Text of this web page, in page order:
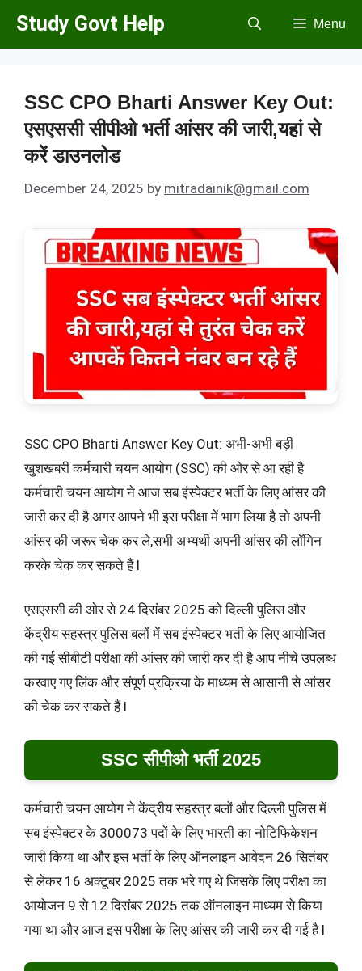
Skip
Study Govt Help Menu
SSC CPO Bharti Answer Key Out:
एसएससी सीपीओ भर्ती आंसर की जारी,यहां से
करें डाउनलोड
December 24, 2025 by mitradainik@gmail.com
SSC CPO Bharti Answer Key Out: अभी-अभी बड़ी
खुशखबरी कर्मचारी चयन आयोग (SSC) की ओर से आ रही है
कर्मचारी चयन आयोग ने आज सब इंस्पेक्टर भर्ती के लिए आंसर की
जारी कर दी है अगर आपने भी इस परीक्षा में भाग लिया है तो अपनी
आंसर की जरूर चेक कर ले,सभी अभ्यर्थी अपनी आंसर की लॉगिन
करके चेक कर सकते हैं l
एसएससी की ओर से 24 दिसंबर 2025 को दिल्ली पुलिस और
केंद्रीय सहस्त्र पुलिस बलों में सब इंस्पेक्टर भर्ती के लिए आयोजित
की गई सीबीटी परीक्षा की आंसर की जारी कर दी है आप नीचे उपलब्ध
करवाए गए लिंक और संपूर्ण प्रक्रिया के माध्यम से आसानी से आंसर
की चेक कर सकते हैं l
SSC सीपीओ भर्ती 2025
कर्मचारी चयन आयोग ने केंद्रीय सहस्त्र बलों और दिल्ली पुलिस में
सब इंस्पेक्टर के 300073 पदों के लिए भारती का नोटिफिकेशन
जारी किया था और इस भर्ती के लिए ऑनलाइन आवेदन 26 सितंबर
से लेकर 16 अक्टूबर 2025 तक भरे गए थे जिसके लिए परीक्षा का
आयोजन 9 से 12 दिसंबर 2025 तक ऑनलाइन माध्यम से किया
गया था और आज इस परीक्षा के लिए आंसर की जारी कर दी गई है l